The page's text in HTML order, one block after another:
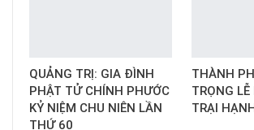
QUẢNG TRỊ: GIA ĐÌNH
PHẬT TỬ CHÍNH PHƯỚC
KỶ NIỆM CHU NIÊN LẦN
THỨ 60
THÀNH
TRỌNG
TRẠI